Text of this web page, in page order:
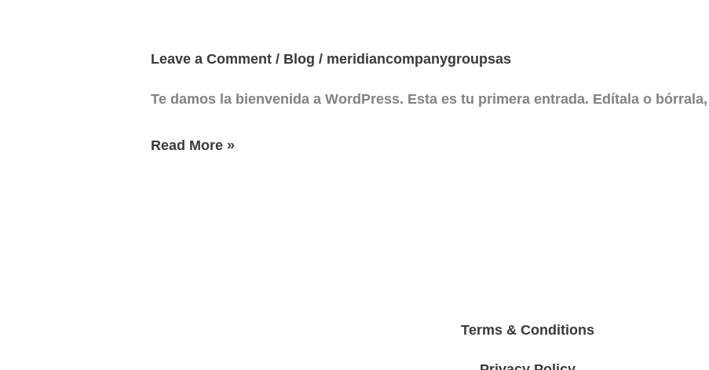
Leave a Comment / Blog / meridiancompanygroupsas
Te damos la bienvenida a WordPress. Esta es tu primera entrada. Edítala o
¡Hola,
Read More »
Terms & Conditions